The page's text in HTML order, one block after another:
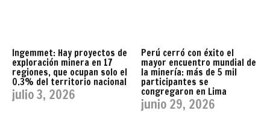
Ingemmet: Hay proyectos de
exploración minera en 17
regiones, que ocupan solo el
0.3% del territorio nacional
julio 3, 2026
Perú cerró con éxito el
mayor encuentro mundial de
la minería: más de 5 mil
participantes se
congregaron en Lima
junio 29, 2026